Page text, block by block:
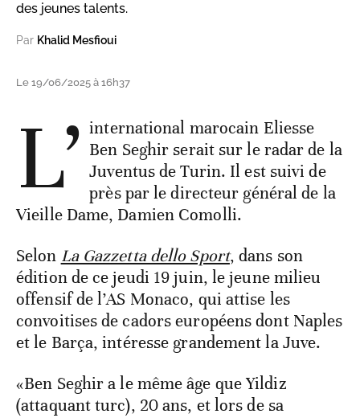
des jeunes talents.
Par Khalid Mesfioui
Le 19/06/2025 à 16h37
L’ international marocain Eliesse
Ben Seghir serait sur le radar de la
Juventus de Turin. Il est suivi de
près par le directeur général de la
Vieille Dame, Damien Comolli.
Selon La Gazzetta dello Sport, dans son
édition de ce jeudi 19 juin, le jeune milieu
offensif de l’AS Monaco, qui attise les
convoitises de cadors européens dont Naples
et le Barça, intéresse grandement la Juve.
«Ben Seghir a le même âge que Yildiz
(attaquant turc), 20 ans, et lors de sa